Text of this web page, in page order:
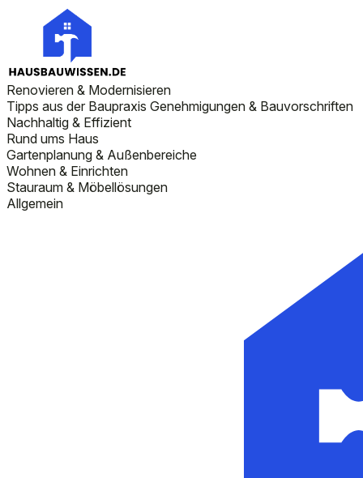
Renovieren & Modernisieren
Tipps aus der Baupraxis Genehmigungen & Bauvorschriften
Nachhaltig & Effizient
Rund ums Haus
Gartenplanung & Außenbereiche
Wohnen & Einrichten
Stauraum & Möbellösungen
Allgemein